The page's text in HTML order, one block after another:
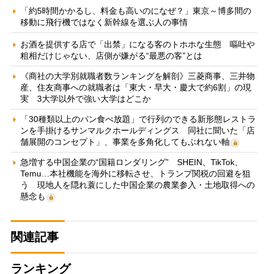
「約5時間かかるし、料金も高いのになぜ？」東京～博多間の
移動に飛行機ではなく新幹線を選ぶ人の事情
お酒を提供する店で「出禁」になる客のトホホな生態 嘔吐や
粗相だけじゃない、店側が嫌がる“最悪の客”とは
《商社の大学別就職者数ランキングを解剖》三菱商事、三井物
産、住友商事への就職者は「東大・早大・慶大で約6割」の現
実 3大学以外で強い大学はどこか
「30種類以上のパン食べ放題」で行列のできる新形態レストラ
ンを手掛けるサンマルクホールディングス 同社に聞いた「店
舗展開のコンセプト」、事業を多角化してもぶれない軸
急増する中国企業の“国籍ロンダリング” SHEIN、TikTok、
Temu…本社機能を海外に移転させ、トランプ関税の回避を狙
う 現地人を隠れ蓑にした中国企業の農業参入・土地取得への
懸念も
関連記事
ランキング